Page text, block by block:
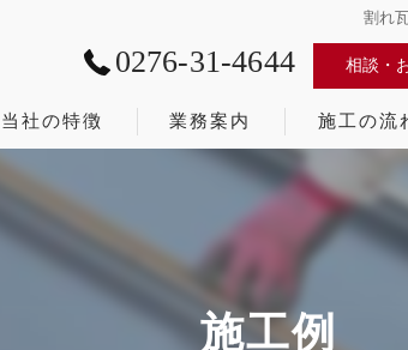
割れ
0276-31-4644 相談・
当社の特徴
田市の屋根修理･石川瓦工業株式会社の口コミ情報
田市の屋根修理･石川瓦工業株式会社の評判
田市の屋根修理･石川瓦工業株式会社のお客様の声
業務案内
太田市 リフォーム補助金
施工の流
施工例